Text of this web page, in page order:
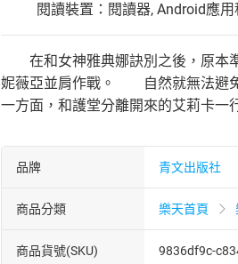
閱讀裝置：閱讀器, Android應
在和女神雅典娜訣別之後，原本
妮薇亞並肩作戰。 自然就無法避
一方面，和護堂分離開來的艾莉卡一
品牌 青文出版社
商品分類 樂天首頁
商品貨號(SKU) 9836df9c-